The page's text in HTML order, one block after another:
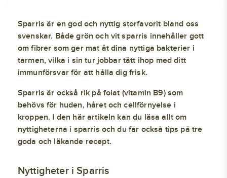
Sparris är en god och nyttig storfavorit bland oss
svenskar. Både grön och vit sparris innehåller gott
om fibrer som ger mat åt dina nyttiga bakterier i
tarmen, vilka i sin tur jobbar tätt ihop med ditt
immunförsvar för att hålla dig frisk.
Sparris är också rik på folat (vitamin B9) som
behövs för huden, håret och cellförnyelse i
kroppen. I den här artikeln kan du läsa allt om
nyttigheterna i sparris och du får också tips på tre
goda och läkande recept.
Nyttigheter i Sparris